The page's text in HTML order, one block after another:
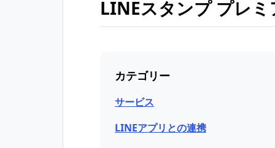
LINEスタンプ プレミ
カテゴリー
サービス
LINEアプリとの連携